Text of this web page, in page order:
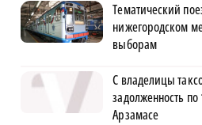
Тематический
нижегородском
выборам
С владелицы
задолженность
Арзамасе